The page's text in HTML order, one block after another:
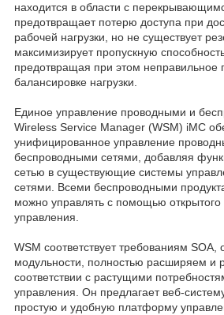
находится в области с
предотвращает потерю доступа при
рабочей нагрузки, но не существует
максимизирует пропускную
предотвращая при этом неправильное
балансировке нагрузки.
Единое управление проводными и
Wireless Service Manager (WSM) iMC
унифицированное управление
беспроводными сетями, добавляя
сетью в существующие системы
сетями. Всеми беспроводными
можно управлять с помощью открытого
управления.
WSM соответствует требованиям SOA,
модульности, полностью расширяем и
соответствии с растущими
управления. Он предлагает веб-
простую и удобную платформу